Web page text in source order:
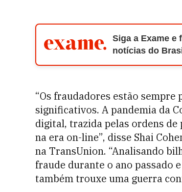
Siga a Exame
notícias do
“Os fraudadores estão
significativos. A pandemia da
digital, trazida pelas ordens de
na era on-line”, disse Shai
na TransUnion. “Analisando
fraude durante o ano passado
também trouxe uma guerra